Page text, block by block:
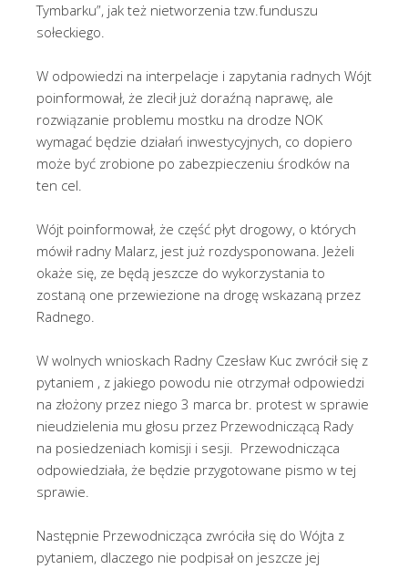
Tymbarku”, jak też nietworzenia tzw.funduszu
sołeckiego.
W odpowiedzi na interpelacje i zapytania radnych Wójt
poinformował, że zlecił już doraźną naprawę, ale
rozwiązanie problemu mostku na drodze NOK
wymagać będzie działań inwestycyjnych, co dopiero
może być zrobione po zabezpieczeniu środków na
ten cel.
Wójt poinformował, że część płyt drogowy, o których
mówił radny Malarz, jest już rozdysponowana. Jeżeli
okaże się, ze będą jeszcze do wykorzystania to
zostaną one przewiezione na drogę wskazaną przez
Radnego.
W wolnych wnioskach Radny Czesław Kuc zwrócił się z
pytaniem , z jakiego powodu nie otrzymał odpowiedzi
na złożony przez niego 3 marca br. protest w sprawie
nieudzielenia mu głosu przez Przewodniczącą Rady
na posiedzeniach komisji i sesji. Przewodnicząca
odpowiedziała, że będzie przygotowane pismo w tej
sprawie.
Następnie Przewodnicząca zwróciła się do Wójta z
pytaniem, dlaczego nie podpisał on jeszcze jej